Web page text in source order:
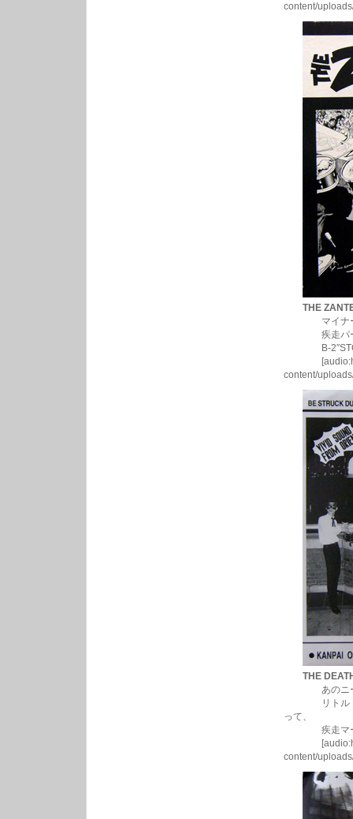
content/
THE
マイナーUS
疾走パーテ
B-
content/
THE
あのニート
リトル・リ
って、
疾走マージ
content/